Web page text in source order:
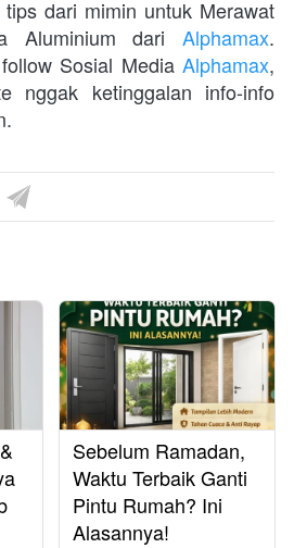
dari mimin untuk Merawat
Aluminium dari Alphamax.
Sosial Media Alphamax,
nggak ketinggalan info-info
Sebelum Ramadan,
Waktu Terbaik Ganti
Pintu Rumah? Ini
Alasannya!